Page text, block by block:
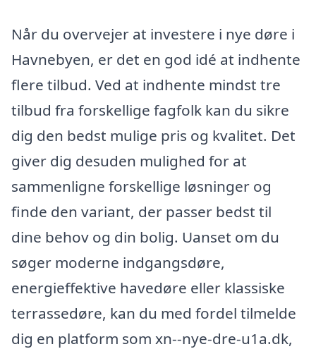
Når du overvejer at investere i nye døre i
Havnebyen, er det en god idé at indhente
flere tilbud. Ved at indhente mindst tre
tilbud fra forskellige fagfolk kan du sikre
dig den bedst mulige pris og kvalitet. Det
giver dig desuden mulighed for at
sammenligne forskellige løsninger og
finde den variant, der passer bedst til
dine behov og din bolig. Uanset om du
søger moderne indgangsdøre,
energieffektive havedøre eller klassiske
terrassedøre, kan du med fordel tilmelde
dig en platform som xn--nye-dre-u1a.dk,